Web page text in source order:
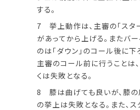
する。
7 挙上動作は、主審の「スタ
があってから上げる。またバ
のは「ダウン」のコール後に下
主審のコール前に行うことは
くは失敗となる。
8 膝は曲げても良いが、膝の
の挙上は失敗となる。また、